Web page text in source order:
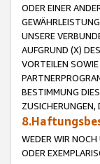
ODER EINER
UNSERE
AUFGRUND (X)
VORTEILEN
BESTIMMUNG
ZUSICHERUNGEN,
WEDER WIR
ODER